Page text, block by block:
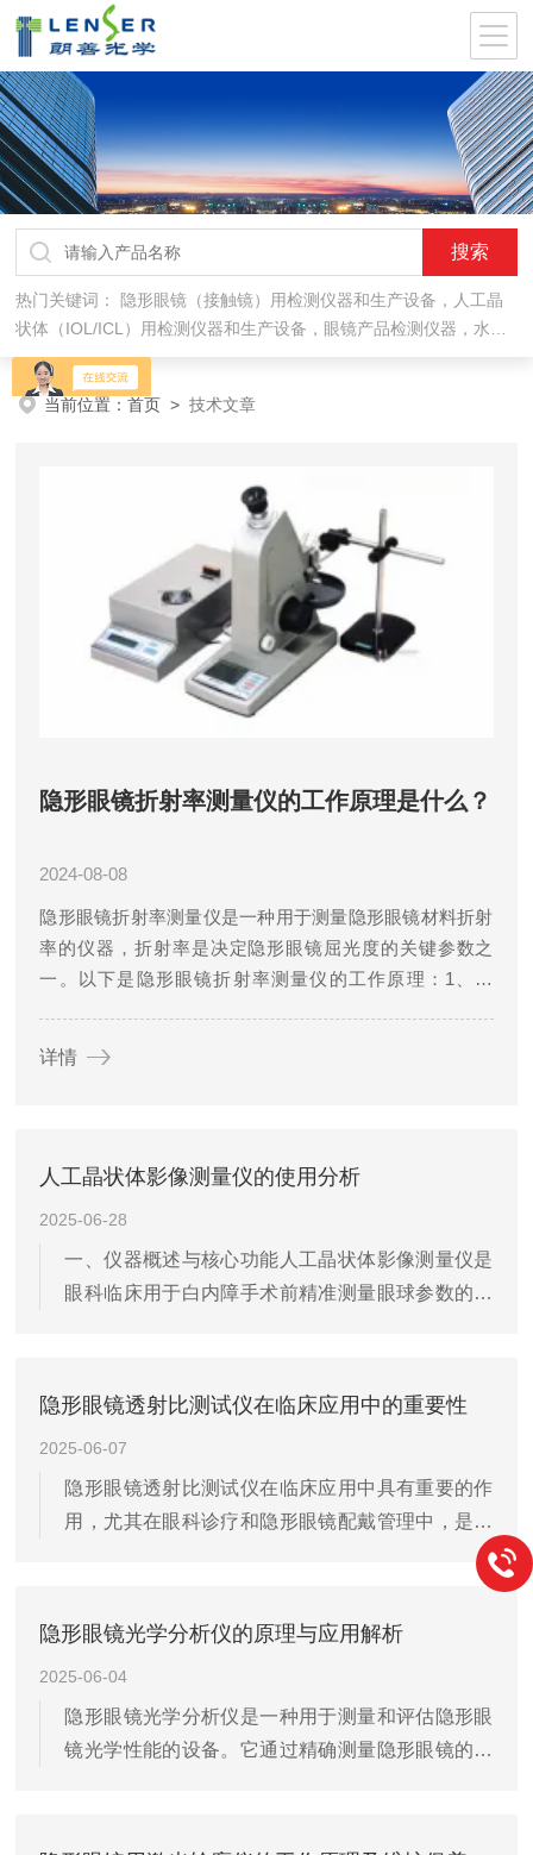
热门关键词： 隐形眼镜（接触镜）用检测仪器和生产设备，人工晶
状体（IOL/ICL）用检测仪器和生产设备，眼镜产品检测仪器，水气
处理环保设备
当前位置：首页 >技术文章
隐形眼镜折射率测量仪的工作原理是什么？
2024-08-08
隐形眼镜折射率测量仪是一种用于测量隐形眼镜材料折射
率的仪器，折射率是决定隐形眼镜屈光度的关键参数之
一。以下是隐形眼镜折射率测量仪的工作原理：1、光
线通过一个准直系统(如透镜或孔径...
详情
人工晶状体影像测量仪的使用分析
2025-06-28
一、仪器概述与核心功能人工晶状体影像测量仪是
眼科临床用于白内障手术前精准测量眼球参数的专
设计提供依据。其核心功能包括：角膜参数测量：
到白距离，WTW）等。眼轴长度测量：利用光学相
干生物测量（如OCT）或超声技术，精确测量眼球
前后轴长。前房深度与晶状体参数：前房深度
（ACD）、晶状体厚度（LT）等，用于评估眼球结
隐形眼镜透射比测试仪在临床应用中的重要性
2025-06-07
隐形眼镜透射比测试仪在临床应用中具有重要的作
用，尤其在眼科诊疗和隐形眼镜配戴管理中，是确
保患者眼健康和提高配镜精准度的关键工具。它的
主要功能是测量隐形眼镜的透光性能，尤其是其对
紫外线（UV）和可见光的透射程度，这对眼科医生
佩戴体验都具有极其重要的意义。隐形眼镜透射比
测试仪在临床应用中的重要性，具体包括以下几个
方面：一、隐形眼镜的透射比测试与眼健康隐形眼
隐形眼镜光学分析仪的原理与应用解析
2025-06-04
隐形眼镜光学分析仪是一种用于测量和评估隐形眼
镜光学性能的设备。它通过精确测量隐形眼镜的光
地设计和选配隐形眼镜，从而提高佩戴者的舒适度